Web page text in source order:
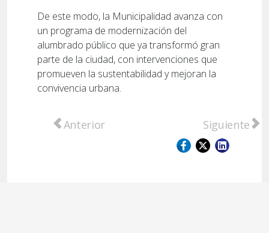
De este modo, la Municipalidad avanza con
un programa de modernización del
alumbrado público que ya transformó gran
parte de la ciudad, con intervenciones que
promueven la sustentabilidad y mejoran la
convivencia urbana.
Artículo anterior: Capacitación del Sistema
Anterior Artículo
Siguiente